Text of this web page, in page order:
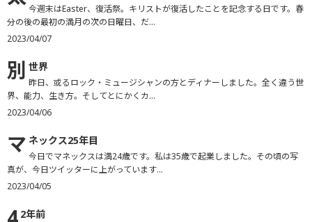
今週末はEaster、復活祭。キリストが復活したことを記念する日です。春
分の後の最初の満月の次の日曜日、だ...
2023/04/07
別 世界
昨日、或るロック・ミュージシャンの方とディナーしました。全く違う世
界、能力、生き方。そしてとにかくカ...
2023/04/06
マ ネックス25年目
今日でマネックスは満24歳です。私は35歳で起業しました。その頃の写
真が、今日ツイッターに上がっています...
2023/04/05
2年前